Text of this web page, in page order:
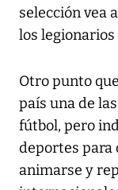
selección vea
los legionarios
Otro punto
país una de
fútbol, pero
deportes para
animarse y